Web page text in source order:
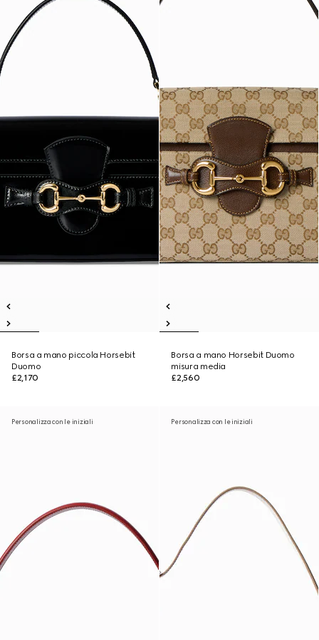
Borsa a mano piccola Horsebit
Duomo
£2,170
Borsa a mano Horsebit Duomo
misura media
£2,560
Personalizza con le iniziali Personalizza con le iniziali